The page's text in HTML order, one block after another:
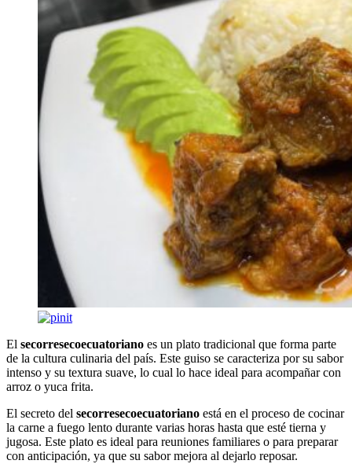
El secorresecoecuatoriano es un plato tradicional que forma parte
de la cultura culinaria del país. Este guiso se caracteriza por su sabor
intenso y su textura suave, lo cual lo hace ideal para acompañar con
arroz o yuca frita.
El secreto del secorresecoecuatoriano está en el proceso de cocinar
la carne a fuego lento durante varias horas hasta que esté tierna y
jugosa. Este plato es ideal para reuniones familiares o para preparar
con anticipación, ya que su sabor mejora al dejarlo reposar.